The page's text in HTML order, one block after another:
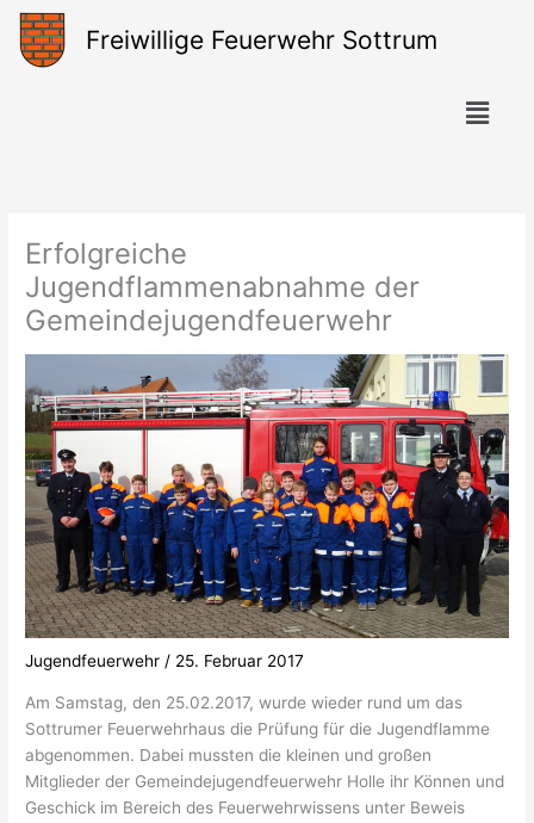
Zum
Inhalt
springen
Freiwillige Feuerwehr Sottrum
Menü
Erfolgreiche
Jugendflammenabnahme der
Gemeindejugendfeuerwehr
Jugendfeuerwehr / 25. Februar 2017
Am Samstag, den 25.02.2017, wurde wieder rund um das
Sottrumer Feuerwehrhaus die Prüfung für die Jugendflamme
abgenommen. Dabei mussten die kleinen und großen
Mitglieder der Gemeindejugendfeuerwehr Holle ihr Können und
Geschick im Bereich des Feuerwehrwissens unter Beweis